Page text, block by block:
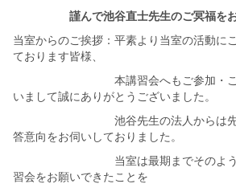
謹んで池谷直士先生のご冥福を
当室からのご挨拶：平素より当室の活動に
ております皆様、
本講習会へもご参加・ご質問
いまして誠にありがとうございました。
池谷先生の法人からは先生の
答意向をお伺いしておりました。
当室は最期までそのような姿
習会をお願いできたことを